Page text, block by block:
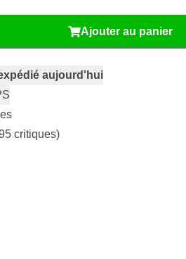
Ajouter au panier
aujourd'hui
critiques)